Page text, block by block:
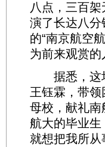
八点，三百
演了长达八
的“南京航空
为前来观赏
据悉，这场
王钰霖，带
母校，献礼南
航大的毕业
就想把我所